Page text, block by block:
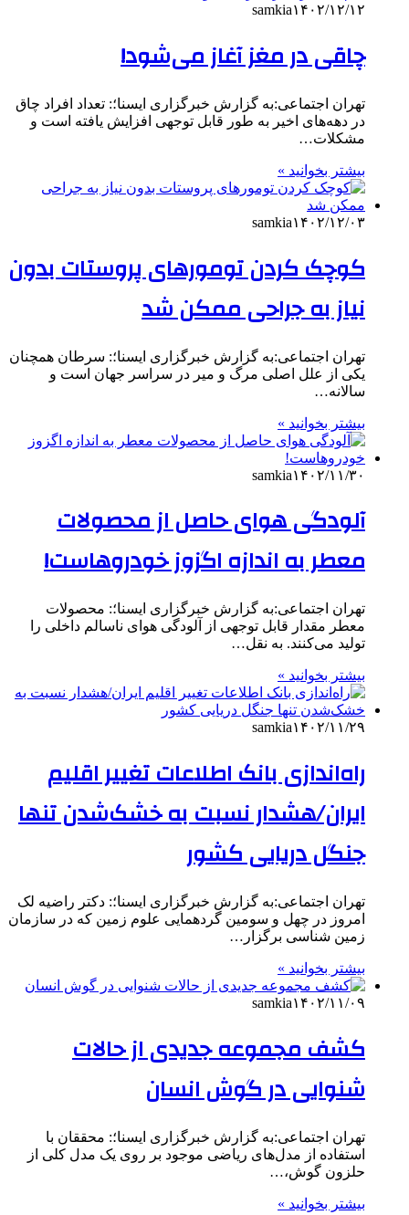
samkia۱۴۰۲/۱۲/۱۲
چاقی در مغز آغاز می‌شود!
تهران اجتماعی:به گزارش خبرگزاری ایسنا؛: تعداد افراد چاق
در دهه‌های اخیر به طور قابل توجهی افزایش یافته است و
مشکلات…
بیشتر بخوانید »
samkia۱۴۰۲/۱۲/۰۳
کوچک کردن تومورهای پروستات بدون
نیاز به جراحی ممکن شد
تهران اجتماعی:به گزارش خبرگزاری ایسنا؛: سرطان همچنان
یکی از علل اصلی مرگ و میر در سراسر جهان است و
سالانه…
بیشتر بخوانید »
samkia۱۴۰۲/۱۱/۳۰
آلودگی هوای حاصل از محصولات
معطر به اندازه اگزوز خودروهاست!
تهران اجتماعی:به گزارش خبرگزاری ایسنا؛: محصولات
معطر مقدار قابل توجهی از آلودگی هوای ناسالم داخلی را
تولید می‌کنند. به نقل…
بیشتر بخوانید »
samkia۱۴۰۲/۱۱/۲۹
راه‌اندازی بانک اطلاعات تغییر اقلیم
ایران/هشدار نسبت به خشک‌شدن تنها
جنگل دریایی کشور
تهران اجتماعی:به گزارش خبرگزاری ایسنا؛: دکتر راضیه لک
امروز در چهل و سومین گردهمایی علوم زمین که در سازمان
زمین شناسی برگزار…
بیشتر بخوانید »
samkia۱۴۰۲/۱۱/۰۹
کشف مجموعه‌ جدیدی از حالات
شنوایی در گوش انسان
تهران اجتماعی:به گزارش خبرگزاری ایسنا؛: محققان با
استفاده از مدل‌های ریاضی موجود بر روی یک مدل کلی از
حلزون گوش،…
بیشتر بخوانید »